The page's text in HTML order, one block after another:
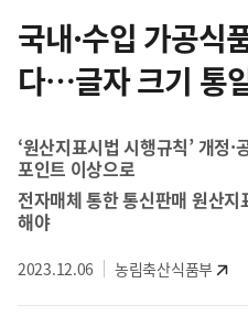
텐
츠
영
국내·수입 가공식
다…글자 크기 통
‘원산지표시법 시행규칙’ 개정
포인트 이상으로
전자매체 통한 통신판매 원산
해야
2023.12.06 농림축산식품부